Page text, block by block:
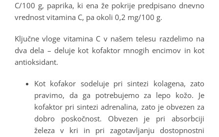
C/100 g, paprika, ki ena že pokrije predpisano dnevno
vrednost vitamina C, pa okoli 0,2 mg/100 g.
Ključne vloge vitamina C v našem telesu razdelimo na
dva dela – deluje kot kofaktor mnogih encimov in kot
antioksidant.
Kot kofakor sodeluje pri sintezi kolagena, zato
pravimo, da ga potrebujemo za lepo kožo. Je
kofaktor pri sintezi adrenalina, zato je obvezen za
dobro poskočnost. Obvezen je pri absorbciji
železa v kri in pri zagotavljanju dostopnostni